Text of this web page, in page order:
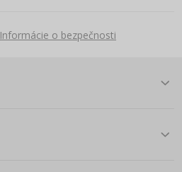
Informácie o bezpečnosti